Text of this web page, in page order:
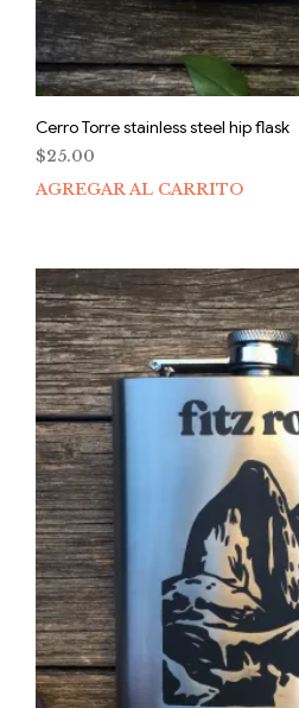
Cerro Torre stainless steel hip flask
$25.00
AGREGAR AL CARRITO